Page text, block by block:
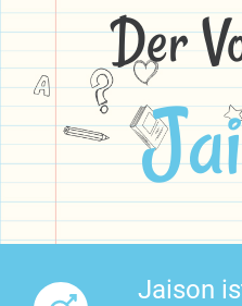
Der
Jaison